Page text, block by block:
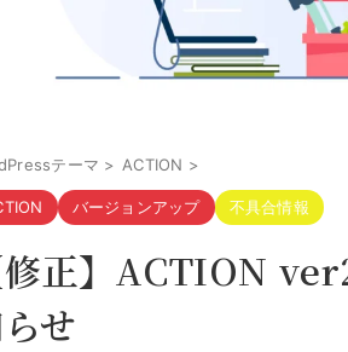
テーマ > ACTION >
バージョンアップ 不具合情報
修正】ACTION
せ